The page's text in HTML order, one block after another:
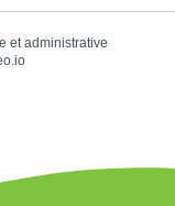
et administrative